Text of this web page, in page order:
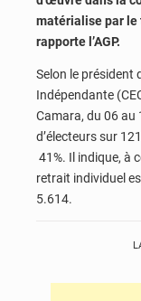
matérialise par le
rapporte l’AGP.
Selon le président
Indépendante
Camara, du 06 au
d’électeurs sur
41%. Il indique, à
retrait individuel
5.614.